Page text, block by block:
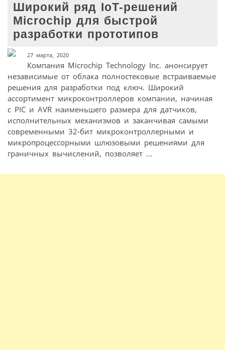
Широкий ряд IoT-решений
Microchip для быстрой
разработки прототипов
27 марта, 2020
Компания Microchip Technology Inc. анонсирует
независимые от облака полностековые встраиваемые
решения для разработки под ключ. Широкий
ассортимент микроконтроллеров компании, начиная
с PIC и AVR наименьшего размера для датчиков,
исполнительных механизмов и заканчивая самыми
современными 32-бит микроконтроллерными и
микропроцессорными шлюзовыми решениями для
граничных вычислений, позволяет ...